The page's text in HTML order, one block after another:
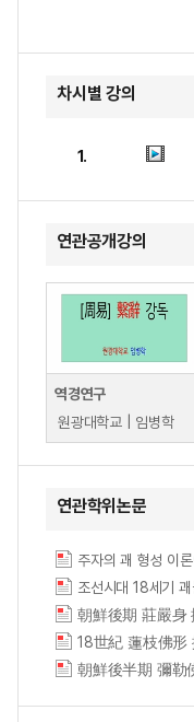
차시별 강의
1.
연관공개강의
역경연구
원광대학교 | 임병학
연관학위논문
주자의 괘 형성
조선시대 18세기
朝鮮後期 莊嚴身
18世紀 蓮枝佛
朝鮮後半期 彌